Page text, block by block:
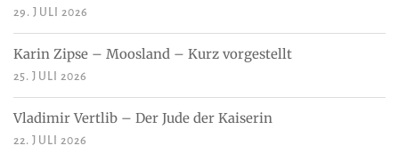
29. JULI 2026
Karin Zipse – Moosland – Kurz vorgestellt
25. JULI 2026
Vladimir Vertlib – Der Jude der Kaiserin
22. JULI 2026